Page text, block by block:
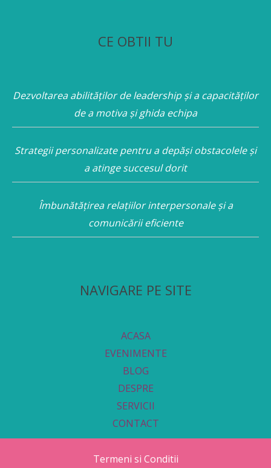
CE OBTII TU
Dezvoltarea abilităților de leadership și a capacităților
de a motiva și ghida echipa
Strategii personalizate pentru a depăși obstacolele și
a atinge succesul dorit
Îmbunătățirea relațiilor interpersonale și a
comunicării eficiente
NAVIGARE PE SITE
ACASA
EVENIMENTE
BLOG
DESPRE
SERVICII
CONTACT
Termeni si Conditii